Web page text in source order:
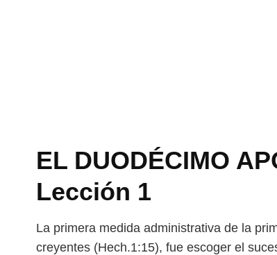
EL DUODÉCIMO
Lección 1
La primera medida administrativa de la
creyentes (Hech.1:15), fue escoger el